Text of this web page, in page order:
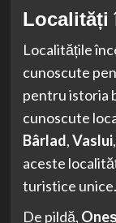
Localități
Localitățile
cunoscute
pentru istoria
cunoscute
Bârlad,Vaslui,
aceste
turistice unice.
De pildă,